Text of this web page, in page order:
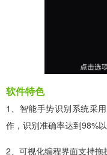
软件特色
1、智能手势识别系统采
作，识别准确率达到98%
2、可视化编程界面支持